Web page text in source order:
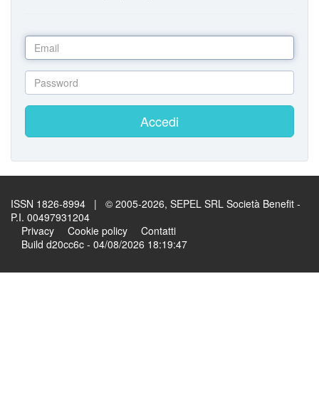
Accedi
ISSN 1826-8994 | © 2005-2026, SEPEL SRL Società Benefit -
P.I. 00497931204
Privacy
Cookie policy
Contatti
Build d20cc6c - 04/08/2026 18:19:47